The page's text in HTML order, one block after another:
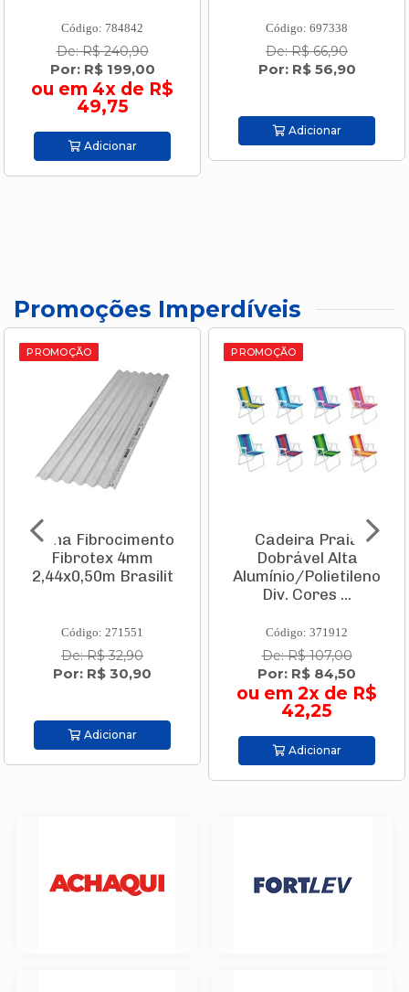
Código: 784842
De: R$ 240,90
Por: R$ 199,00
ou em 4x de R$
49,75
Adicionar
Código: 697338
De: R$ 66,90
Por: R$ 56,90
Adicionar
Promoções Imperdíveis
PROMOÇÃO
Telha Fibrocimento
Fibrotex 4mm
2,44x0,50m Brasilit
Código: 271551
De: R$ 32,90
Por: R$ 30,90
Adicionar
PROMOÇÃO
Cadeira Praia
Dobrável Alta
Alumínio/Polietileno
Div. Cores ...
Código: 371912
De: R$ 107,00
Por: R$ 84,50
ou em 2x de R$
42,25
Adicionar